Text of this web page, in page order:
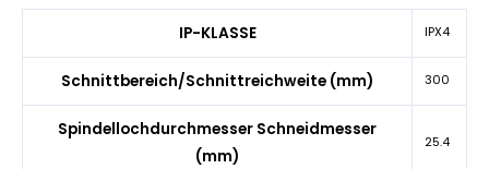
IP-KLASSE IPX4
Schnittbereich/Schnittreichweite (mm) 300
Spindellochdurchmesser Schneidmesser
(mm)
25.4